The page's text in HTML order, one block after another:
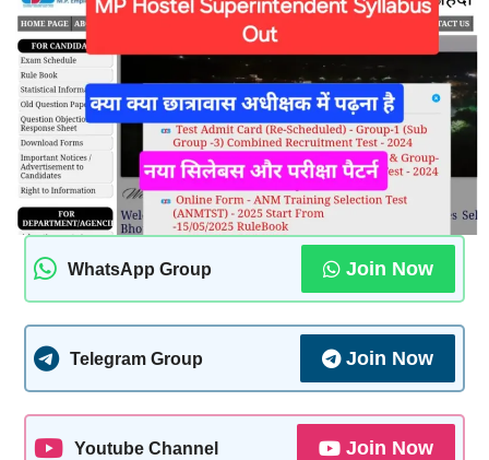
WhatsApp Group Join Now
Telegram Group Join Now
Youtube Channel Join Now